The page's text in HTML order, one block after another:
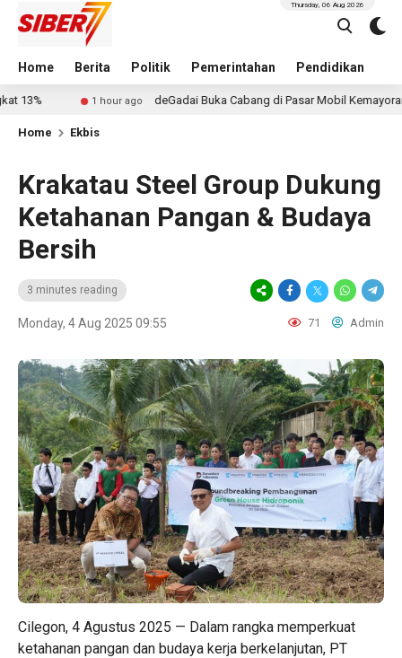
Home Berita Politik Pemerintahan Pendidikan
Thursday, 06 Aug 2026
1 hour ago deGadai Buka Cabang di Pasar Mobil Kemayoran, Kucurkan
Home Ekbis
Krakatau Steel Group Dukung
Ketahanan Pangan & Budaya
Bersih
3 minutes reading
Monday, 4 Aug 2025 09:55 71 Admin
Cilegon, 4 Agustus 2025 — Dalam rangka memperkuat
ketahanan pangan dan budaya kerja berkelanjutan, PT